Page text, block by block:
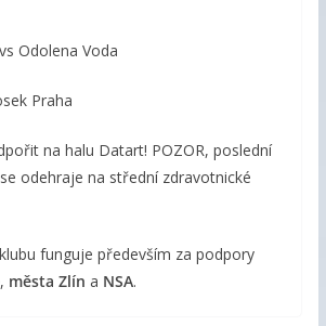
Odolena Voda
Praha
na halu Datart! POZOR, poslední
odehraje na střední zdravotnické
funguje především za podpory
, města Zlín a NSA.